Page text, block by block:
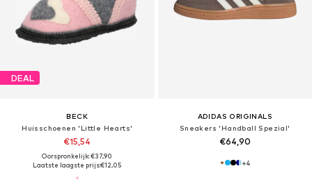
DEAL
BECK
Huisschoenen 'Little Hearts'
€15,54
Oorspronkelijk: €37,90
Laatste laagste prijs:€12,05
ADIDAS ORIGINALS
Sneakers 'Handball Spezial'
€64,90
+4